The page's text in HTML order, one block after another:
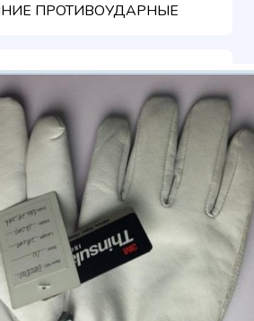
ПРОТИВОУДАРНЫЕ